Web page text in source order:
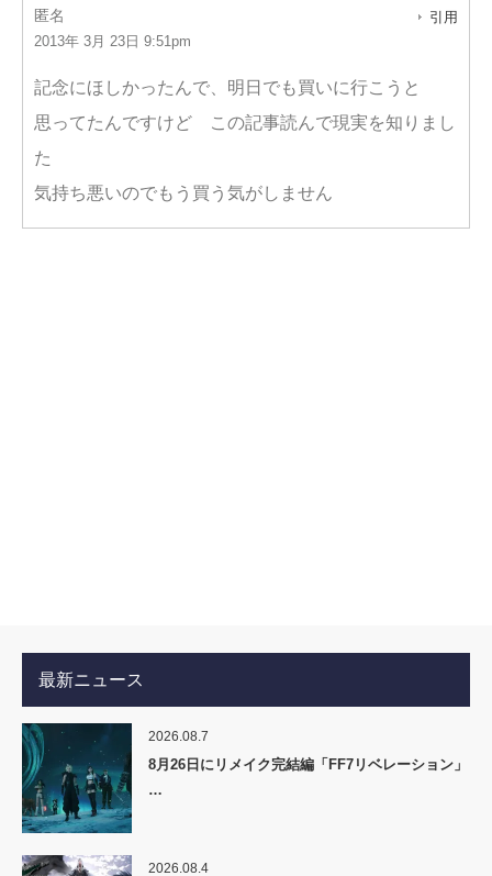
匿名
2013年 3月 23日 9:51pm
引用
記念にほしかったんで、明日でも買いに行こうと
思ってたんですけど この記事読んで現実を知りまし
た
気持ち悪いのでもう買う気がしません
最新ニュース
2026.08.7
8月26日にリメイク完結編「FF7リベレーション」
…
2026.08.4